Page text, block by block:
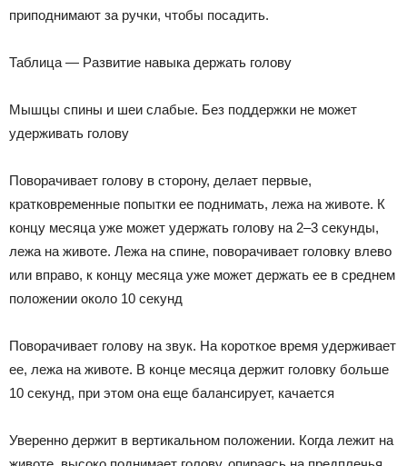
приподнимают за ручки, чтобы посадить.
Таблица — Развитие навыка держать голову
Мышцы спины и шеи слабые. Без поддержки не может
удерживать голову
Поворачивает голову в сторону, делает первые,
кратковременные попытки ее поднимать, лежа на животе. К
концу месяца уже может удержать голову на 2–3 секунды,
лежа на животе. Лежа на спине, поворачивает головку влево
или вправо, к концу месяца уже может держать ее в среднем
положении около 10 секунд
Поворачивает голову на звук. На короткое время удерживает
ее, лежа на животе. В конце месяца держит головку больше
10 секунд, при этом она еще балансирует, качается
Уверенно держит в вертикальном положении. Когда лежит на